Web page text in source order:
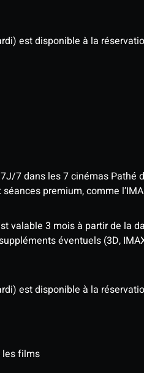
est disponible à la
dans les 7 cinémas Pathé
premium, comme
3 mois à partir de la
éventuels (3D,
est disponible à la
les films